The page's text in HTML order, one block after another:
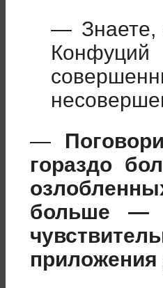
— Знаете,
—
гораздо
больше —
приложения